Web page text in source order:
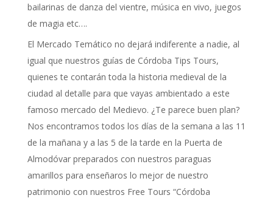
bailarinas de danza del vientre, música en vivo, juegos
de magia etc….
El Mercado Temático no dejará indiferente a nadie, al
igual que nuestros guías de Córdoba Tips Tours,
quienes te contarán toda la historia medieval de la
ciudad al detalle para que vayas ambientado a este
famoso mercado del Medievo. ¿Te parece buen plan?
Nos encontramos todos los días de la semana a las 11
de la mañana y a las 5 de la tarde en la Puerta de
Almodóvar preparados con nuestros paraguas
amarillos para enseñaros lo mejor de nuestro
patrimonio con nuestros Free Tours “Córdoba